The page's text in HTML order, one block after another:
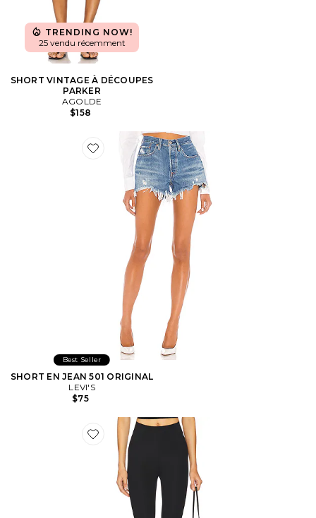
TRENDING NOW!
25 vendu récemment
SHORT VINTAGE À DÉCOUPES
PARKER
AGOLDE
$158
Favorite SHORT EN JEAN 501 ORIGINAL
Best Seller
SHORT EN JEAN 501 ORIGINAL
LEVI'S
$75
Favorite LEGGINGS CAPRI